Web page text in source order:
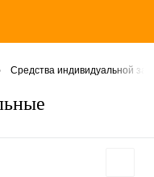
Средства индивидуальной